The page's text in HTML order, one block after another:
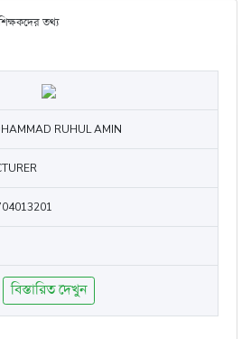
তথ্য
RUHUL AMIN
বিস্তারিত দেখুন